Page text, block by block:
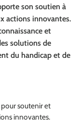
son soutien à
actions innovantes.
et
solutions de
du handicap et de
soutenir et
innovantes.